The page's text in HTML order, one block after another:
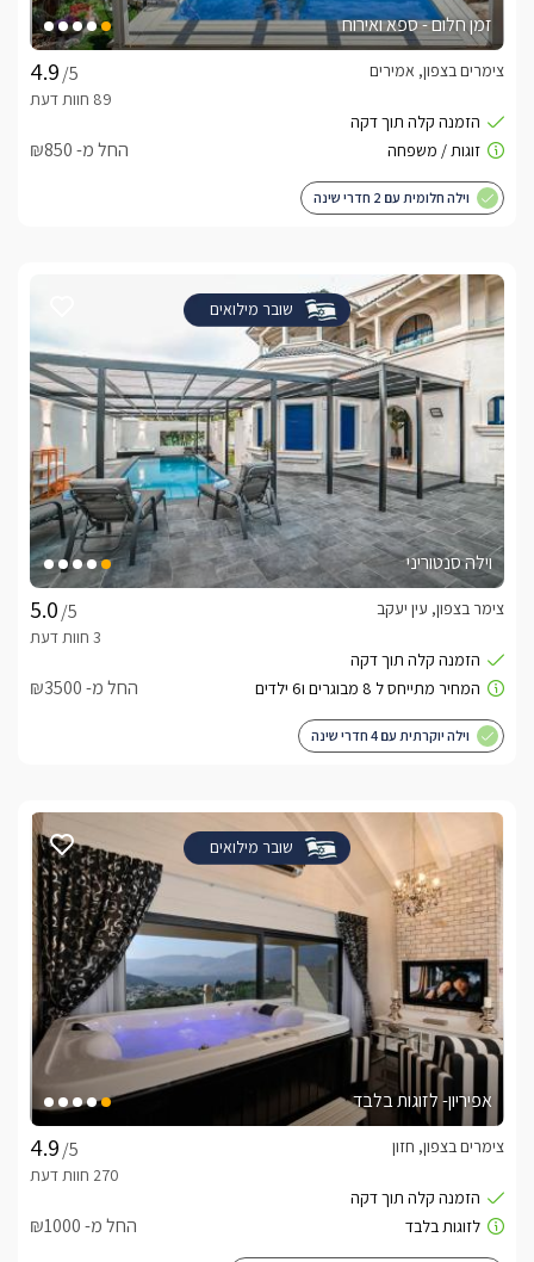
זמן חלום - ספא ואירוח
/5
צימרים בצפון, אמירים
החל מ- ₪850
וילה חלומית עם 2 חדרי שינה
שובר מילואים
וילה סנטוריני
/5
צימר בצפון, עין יעקב
החל מ- ₪3500
וילה יוקרתית עם 4 חדרי שינה
שובר מילואים
אפיריון- לזוגות בלבד
/5
צימרים בצפון, חזון
החל מ- ₪1000